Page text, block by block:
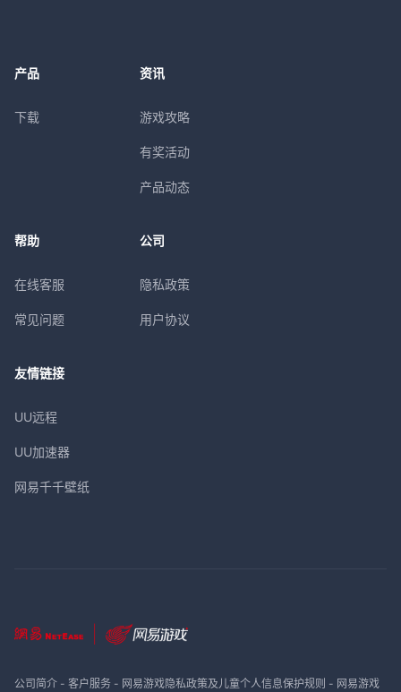
产品
下载
资讯
游戏攻略
有奖活动
产品动态
帮助
在线客服
常见问题
公司
隐私政策
用户协议
友情链接
UU远程
UU加速器
网易千千壁纸
公司简介- 客户服务- 网易游戏隐私政策及儿童个人信息保护规则 - 网易游戏